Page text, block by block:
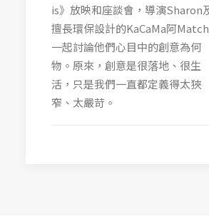
is》放映和座談會，導演Sharon
擅長環保設計的KaCaMa阿Match
一起討論他們心目中的創意為何
物。原來，創意是很落地、很生
活，只是我們一直都定義得太狹
窄、太嚴苛。